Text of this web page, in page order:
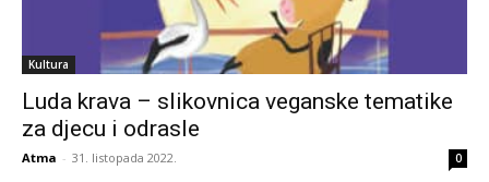
Kultura
Luda krava – slikovnica veganske tematike
za djecu i odrasle
Atma - 31. listopada 2022. 0